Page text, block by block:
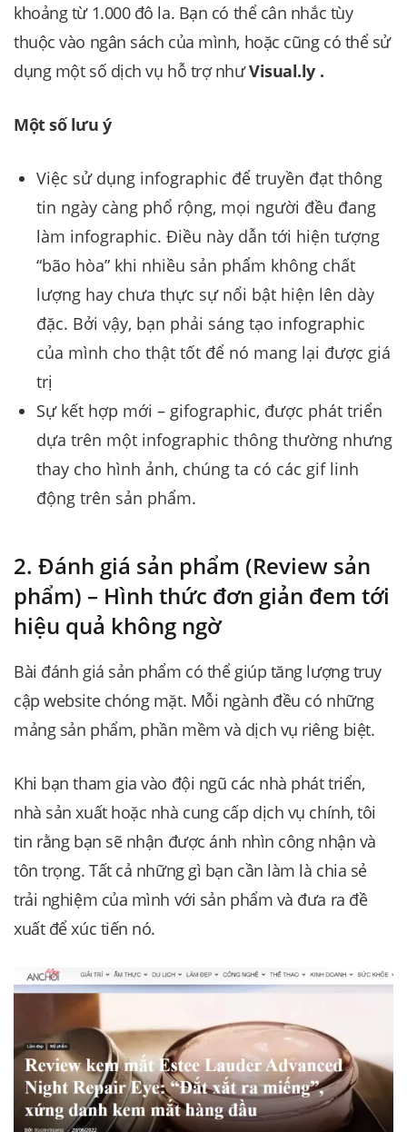
khoảng từ 1.000 đô la. Bạn có thể cân nhắc tùy
thuộc vào ngân sách của mình, hoặc cũng có thể sử
dụng một số dịch vụ hỗ trợ nhưVisual.ly .
Một số lưu ý
Việc sử dụng infographic để truyền đạt thông
tin ngày càng phổ rộng, mọi người đều đang
làm infographic. Điều này dẫn tới hiện tượng
“bão hòa” khi nhiều sản phẩm không chất
lượng hay chưa thực sự nổi bật hiện lên dày
đặc. Bởi vậy, bạn phải sáng tạo infographic
của mình cho thật tốt để nó mang lại được giá
trị
Sự kết hợp mới – gifographic, được phát triển
dựa trên một infographic thông thường nhưng
thay cho hình ảnh, chúng ta có các gif linh
động trên sản phẩm.
2. Đánh giá sản phẩm (Review sản
phẩm) – Hình thức đơn giản đem tới
hiệu quả không ngờ
Bài đánh giá sản phẩm có thể giúp tăng lượng truy
cập website chóng mặt. Mỗi ngành đều có những
mảng sản phẩm, phần mềm và dịch vụ riêng biệt.
Khi bạn tham gia vào đội ngũ các nhà phát triển,
nhà sản xuất hoặc nhà cung cấp dịch vụ chính, tôi
tin rằng bạn sẽ nhận được ánh nhìn công nhận và
tôn trọng. Tất cả những gì bạn cần làm là chia sẻ
trải nghiệm của mình với sản phẩm và đưa ra đề
xuất để xúc tiến nó.